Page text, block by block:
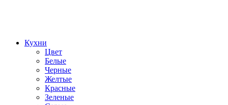
Кухни
Цвет
Белые
Черные
Желтые
Красные
Зеленые